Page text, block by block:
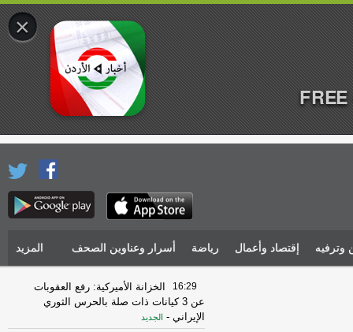
وترفيه إقتصاد وأعمال رياضة أسرار وعناوين الصحف المزيد
16:29
الخزانة الأميركية: رفع العقوبات
عن 3 كيانات ذات صلة بالحرس الثوري
الإيراني - الجديد
×